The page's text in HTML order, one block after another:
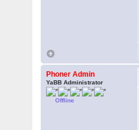
Phoner Admin
YaBB Administrator
Offline